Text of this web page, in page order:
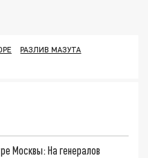
РАЗЛИВ МАЗУТА
Москвы: На генералов